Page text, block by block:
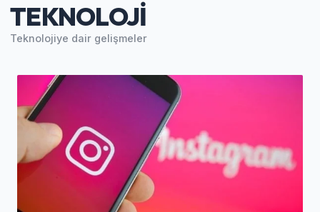
TEKNOLOJI
Teknolojiye dair gelişmeler